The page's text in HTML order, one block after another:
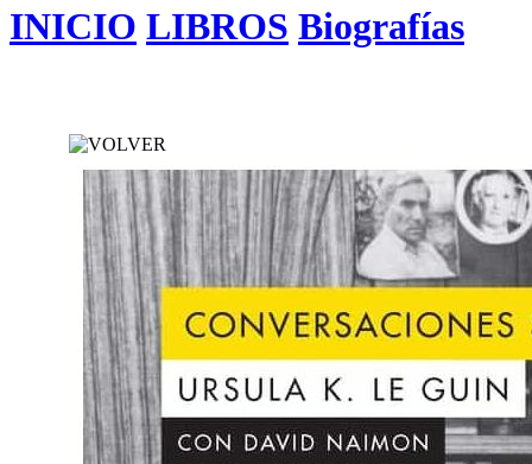
INICIO LIBROS Biografías